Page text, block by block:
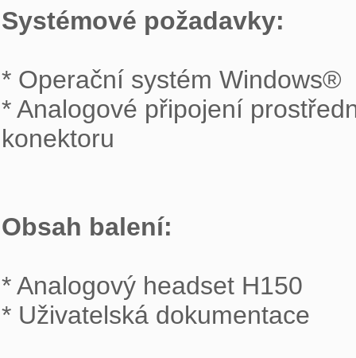
Systémové požadavky:
* Operační systém Windows®
* Analogové připojení
konektoru
Obsah balení:
* Analogový headset H150
* Uživatelská dokumentace